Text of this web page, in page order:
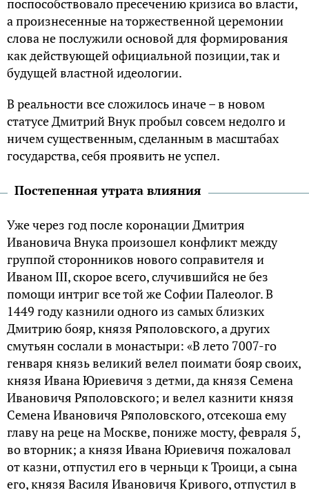
поспособствовало пресечению кризиса во власти,
а произнесенные на торжественной церемонии
слова не послужили основой для формирования
как действующей официальной позиции, так и
будущей властной идеологии.
В реальности все сложилось иначе – в новом
статусе Дмитрий Внук пробыл совсем недолго и
ничем существенным, сделанным в масштабах
государства, себя проявить не успел.
Постепенная утрата влияния
Уже через год после коронации Дмитрия
Ивановича Внука произошел конфликт между
группой сторонников нового соправителя и
Иваном III, скорое всего, случившийся не без
помощи интриг все той же Софии Палеолог. В
1449 году казнили одного из самых близких
Дмитрию бояр, князя Ряполовского, а других
смутьян сослали в монастыри: «В лето 7007-го
генваря князь великий велел поимати бояр своих,
князя Ивана Юриевичя з детми, да князя Семена
Ивановичя Ряполовского; и велел казнити князя
Семена Ивановичя Ряполовского, отсекоша ему
главу на реце на Москве, пониже мосту, февраля 5,
во вторник; а князя Ивана Юриевичя пожаловал
от казни, отпустил его в черньци к Троици, а сына
его, князя Василя Ивановичя Кривого, отпустил в